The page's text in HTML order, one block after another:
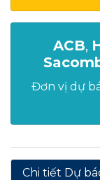
ACB,
Đơn vị dự
Chi tiết Dự